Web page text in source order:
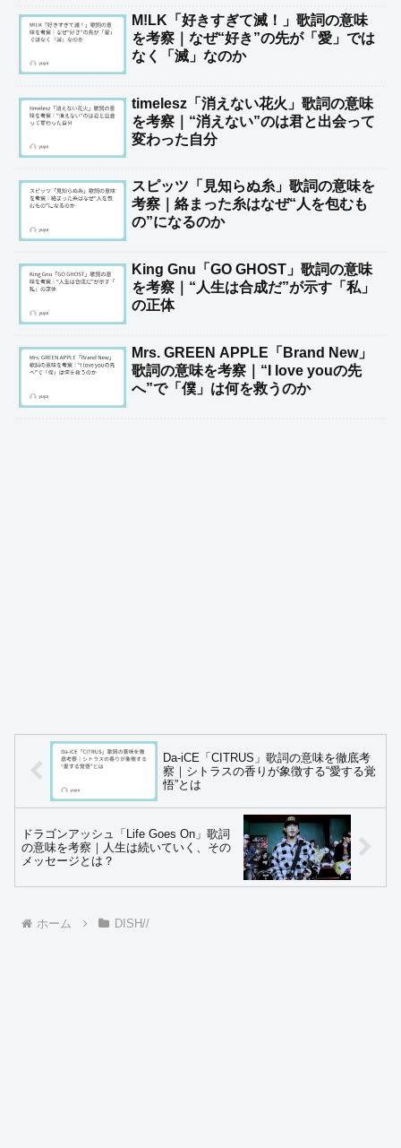
M!LK「好きすぎて滅！」歌詞の意味
を考察｜なぜ“好き”の先が「愛」では
なく「滅」なのか
timelesz「消えない花火」歌詞の意味
を考察｜“消えない”のは君と出会って
変わった自分
スピッツ「見知らぬ糸」歌詞の意味を
考察｜絡まった糸はなぜ“人を包むも
の”になるのか
King Gnu「GO GHOST」歌詞の意味
を考察｜“人生は合成だ”が示す「私」
の正体
Mrs. GREEN APPLE「Brand New」
歌詞の意味を考察｜“I love youの先
へ”で「僕」は何を救うのか
Da-iCE「CITRUS」歌詞の意味を徹底考
察｜シトラスの香りが象徴する“愛する覚
悟”とは
ドラゴンアッシュ「Life Goes On」歌詞
の意味を考察｜人生は続いていく、その
メッセージとは？
ホーム DISH//